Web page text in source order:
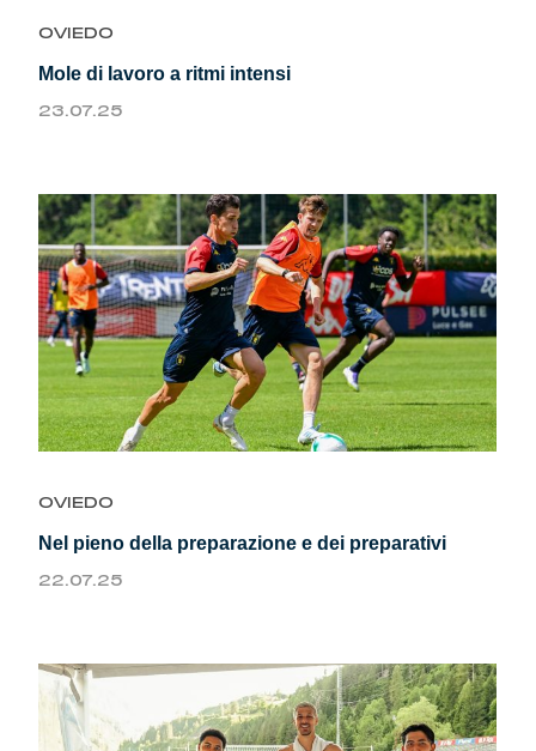
OVIEDO
Mole di lavoro a ritmi intensi
23.07.25
OVIEDO
Nel pieno della preparazione e dei preparativi
22.07.25